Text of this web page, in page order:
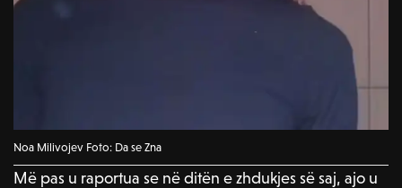
Noa Milivojev Foto: Da se Zna
Më pas u raportua se në ditën e zhdukjes së saj, ajo u